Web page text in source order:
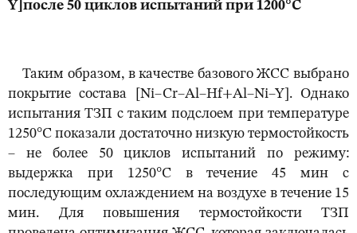
Y] после 50 циклов испытаний при 1200°С
Таким образом, в качестве базового ЖСС выбрано
покрытие состава [Ni–Cr–Al–Hf+Al–Ni–Y]. Однако
испытания ТЗП с таким подслоем при температуре
1250°С показали достаточно низкую термостойкость
– не более 50 циклов испытаний по режиму:
выдержка при 1250°С в течение 45 мин с
последующим охлаждением на воздухе в течение 15
мин. Для повышения термостойкости ТЗП